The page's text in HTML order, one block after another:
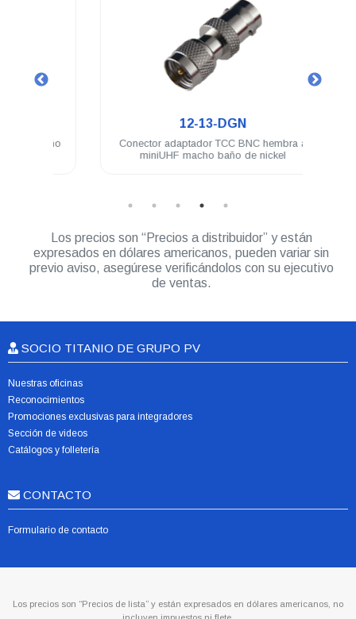
12-13-DGN
Conector adaptador TCC BNC hembra a
miniUHF macho baño de nickel
Los precios son “Precios a distribuidor” y están
expresados en dólares americanos, pueden variar sin
previo aviso, asegúrese verificándolos con su ejecutivo
de ventas.
SOCIO TITANIO DE GRUPO PV
Nuestras oficinas
Reconocimientos
Promociones exclusivas para integradores
Sección de videos
Catálogos y folletería
CONTACTO
Formulario de contacto
Los precios son “Precios de lista” y están expresados en dólares americanos, no